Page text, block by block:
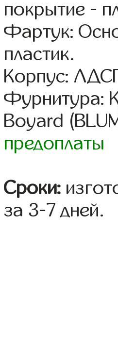
покрытие -
Фартук:
пластик.
Корпус:
Фурнитура:
Boyard
предоплаты
Сроки:
за 3-7 дней.